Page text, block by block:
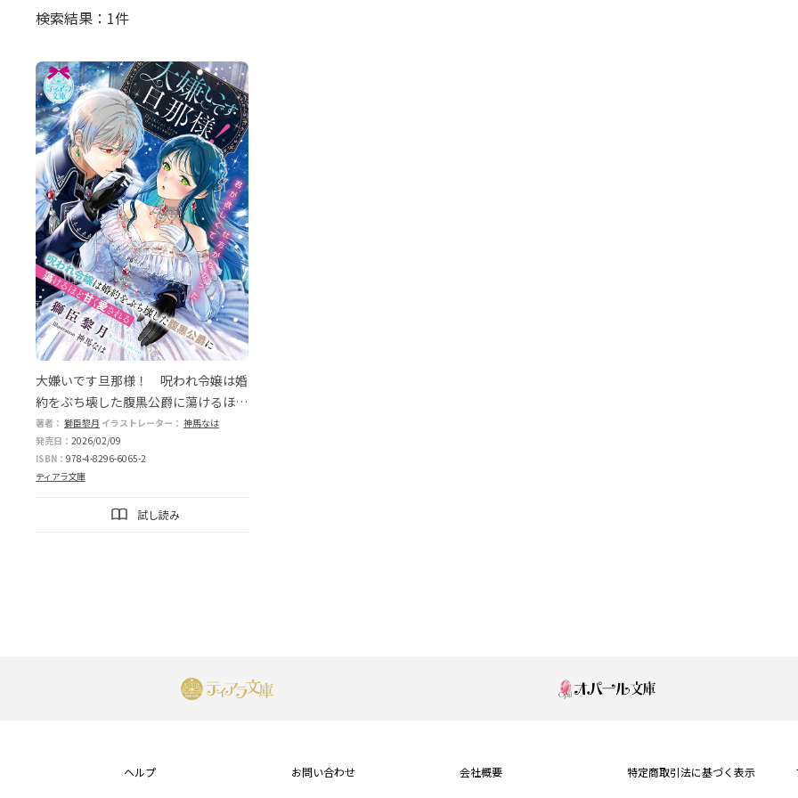
検索結果：1件
大嫌いです旦那様！ 呪われ令嬢は婚
約をぶち壊した腹黒公爵に蕩けるほど
甘く愛される
著者： 獅臣黎月 イラストレーター： 神馬なは
発売日： 2026/02/09
ISBN： 978-4-8296-6065-2
ティアラ文庫
試し読み
ヘルプ お問い合わせ 会社概要 特定商取引法に基づく表示